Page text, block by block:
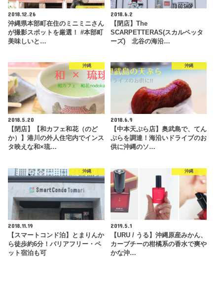
2018.12.26
沖縄県本部町在住のミニミニさん
が撮影スポットを厳選！ #本部町
美味しいと…
2018.6.2
【閉店】The
SCARPETTERAS(スカルペッタ
ーズ) 北谷の海沿…
沖縄
2018.5.20
【閉店】【和カフェ和花（のど
か）】港川の外人住宅内でインス
タ映えな和×琉…
沖縄
2018.6.9
【中本天ぷら店】奥武島で、てん
ぷらを調達！海沿いドライブのお
供に沖縄のソ…
沖縄
2018.11.19
【スマートコンド泊】とまりんか
ら徒歩約6分！バリアフリー・ペ
ット宿泊も可
沖縄
2019.5.1
【URU / うる】沖縄原産みかん、
カーブチーの柑橘系の香水で爽や
かな沖…